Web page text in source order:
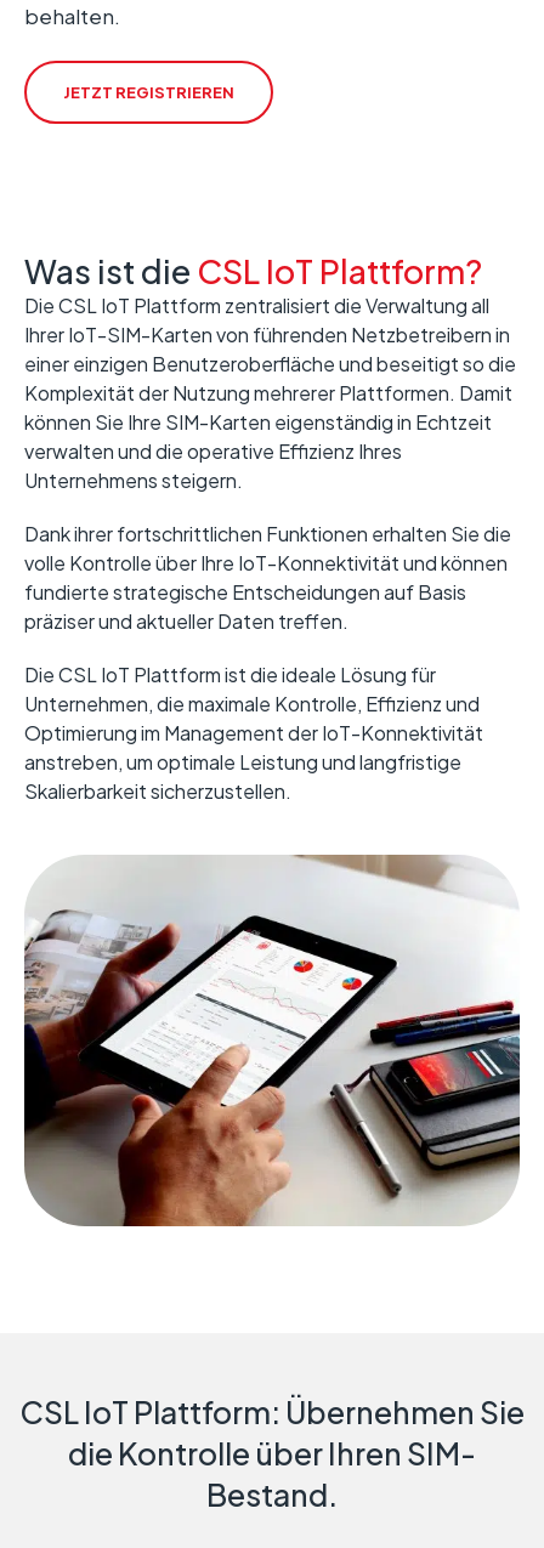
behalten.
JETZT REGISTRIEREN
Was ist die CSL IoT Plattform?
Die CSL IoT Plattform zentralisiert die Verwaltung all
Ihrer IoT-SIM-Karten von führenden Netzbetreibern in
einer einzigen Benutzeroberfläche und beseitigt so die
Komplexität der Nutzung mehrerer Plattformen. Damit
können Sie Ihre SIM-Karten eigenständig in Echtzeit
verwalten und die operative Effizienz Ihres
Unternehmens steigern.
Dank ihrer fortschrittlichen Funktionen erhalten Sie die
volle Kontrolle über Ihre IoT-Konnektivität und können
fundierte strategische Entscheidungen auf Basis
präziser und aktueller Daten treffen.
Die CSL IoT Plattform ist die ideale Lösung für
Unternehmen, die maximale Kontrolle, Effizienz und
Optimierung im Management der IoT-Konnektivität
anstreben, um optimale Leistung und langfristige
Skalierbarkeit sicherzustellen.
CSL IoT Plattform: Übernehmen Sie
die Kontrolle über Ihren SIM-
Bestand.